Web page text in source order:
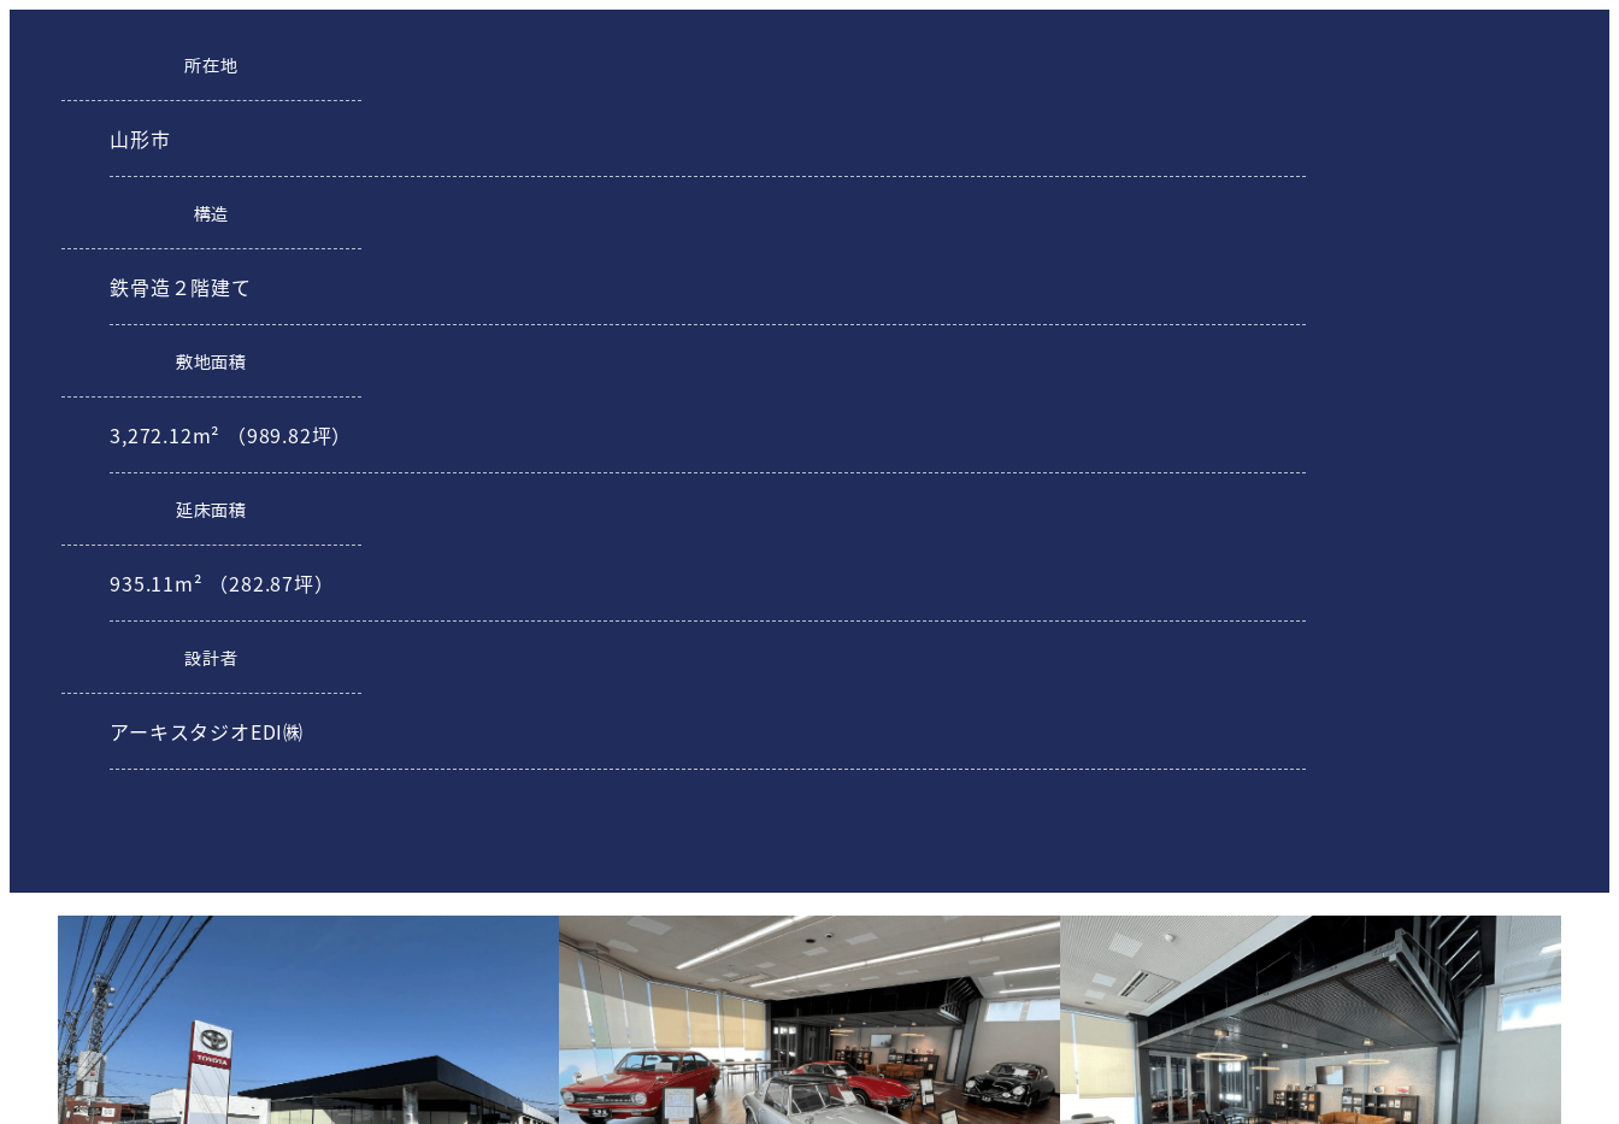
所在地
山形市
構造
鉄骨造２階建て
敷地面積
3,272.12m² （989.82坪）
延床面積
935.11m² （282.87坪）
設計者
アーキスタジオEDI㈱